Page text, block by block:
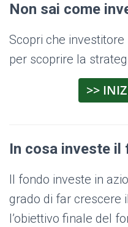
Non sai come
Scopri che investitore
per scoprire la
>>
In cosa investe il
Il fondo investe in
grado di far crescere
l’obiettivo finale del